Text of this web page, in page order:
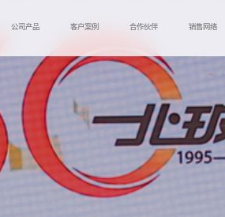
公司产品 客户案例 合作伙伴 销售网络